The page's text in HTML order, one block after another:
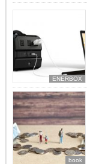
ENERBOX
book